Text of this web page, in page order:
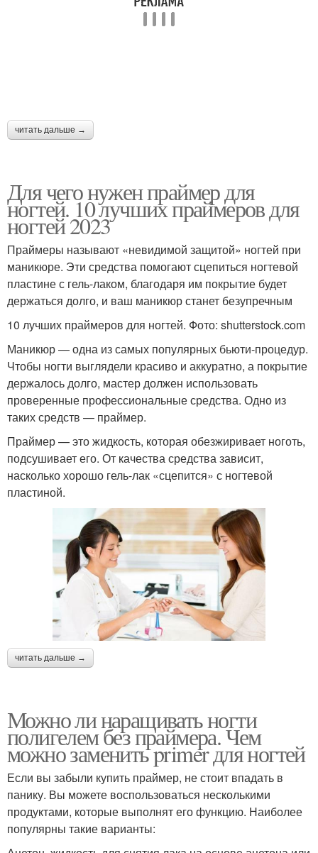
читать дальше →
Для чего нужен праймер для
ногтей. 10 лучших праймеров для
ногтей 2023
Праймеры называют «невидимой защитой» ногтей при
маникюре. Эти средства помогают сцепиться ногтевой
пластине с гель-лаком, благодаря им покрытие будет
держаться долго, и ваш маникюр станет безупречным
10 лучших праймеров для ногтей. Фото: shutterstock.com
Маникюр — одна из самых популярных бьюти-процедур.
Чтобы ногти выглядели красиво и аккуратно, а покрытие
держалось долго, мастер должен использовать
проверенные профессиональные средства. Одно из
таких средств — праймер.
Праймер — это жидкость, которая обезжиривает ноготь,
подсушивает его. От качества средства зависит,
насколько хорошо гель-лак «сцепится» с ногтевой
пластиной.
читать дальше →
Можно ли наращивать ногти
полигелем без праймера. Чем
можно заменить primer для ногтей
Если вы забыли купить праймер, не стоит впадать в
панику. Вы можете воспользоваться несколькими
продуктами, которые выполнят его функцию. Наиболее
популярны такие варианты: